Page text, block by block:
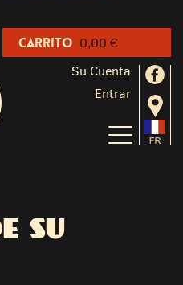
Su Cuenta
Entrar
SU
Carrito 0,00 €